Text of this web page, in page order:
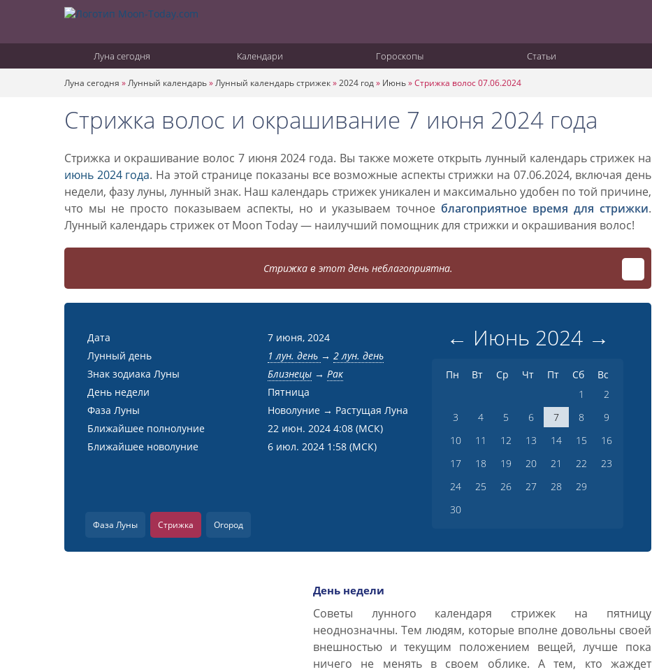
Луна сегодня Календари Гороскопы Статьи
Луна сегодня »Лунный календарь»Лунный календарь стрижек»2024 год» Июнь»Стрижка волос 07.06.2024
Стрижка волос и окрашивание 7 июня 2024 года
Стрижка и окрашивание волос 7 июня 2024 года. Вы также можете открыть лунный календарь стрижек на
июнь 2024 года. На этой странице показаны все возможные аспекты стрижки на 07.06.2024, включая день
недели, фазу луны, лунный знак. Наш календарь стрижек уникален и максимально удобен по той причине,
что мы не просто показываем аспекты, но и указываем точное благоприятное время для стрижки.
Лунный календарь стрижек от Moon Today — наилучший помощник для стрижки и окрашивания волос!
Стрижка в этот день неблагоприятна.
Дата
7 июня, 2024
Лунный день
1 лун. день → 2 лун. день
Знак зодиака Луны
Близнецы→ Рак
День недели
Пятница
Фаза Луны
Новолуние → Растущая Луна
Ближайшее полнолуние
22 июн. 2024 4:08 (МСК)
Ближайшее новолуние
6 июл. 2024 1:58 (МСК)
← Июнь 2024 →
Пн Вт Ср Чт Пт Сб
Вс
1
2
3
4 5 6 7 8
9
10
11 12 13 14 15
16
17
18 19 20 21 22
23
24
25 26 27 28
29
30
Фаза Луны Стрижка Огород
День недели
Советы лунного календаря стрижек на пятницу
неоднозначны. Тем людям, которые вполне довольны своей
внешностью и текущим положением вещей, лучше пока
ничего не менять в своем облике. А тем, кто жаждет